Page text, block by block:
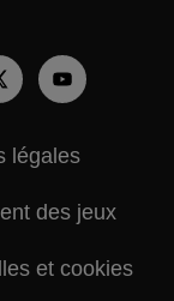
légales
des jeux
et cookies